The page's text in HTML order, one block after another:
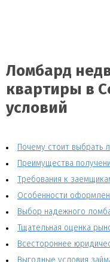
Ломбард
квартиры в
условий
Почему стоит выбрать
Преимущества
Требования к
Особенности
Выбор надежного
Тщательная оценка
Всестороннее
Выгодные условия